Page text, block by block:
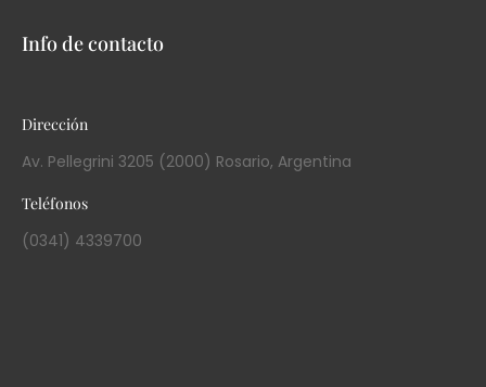
Info de contacto
Dirección
Av. Pellegrini 3205 (2000) Rosario, Argentina
Teléfonos
(0341) 4339700